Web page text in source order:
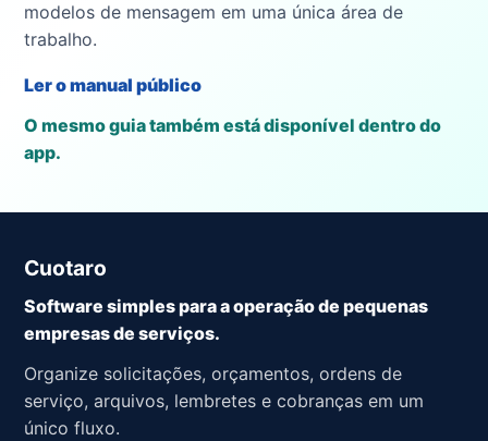
modelos de mensagem em uma única área de
trabalho.
Ler o manual público
O mesmo guia também está disponível dentro do
app.
Cuotaro
Software simples para a operação de pequenas
empresas de serviços.
Organize solicitações, orçamentos, ordens de
serviço, arquivos, lembretes e cobranças em um
único fluxo.